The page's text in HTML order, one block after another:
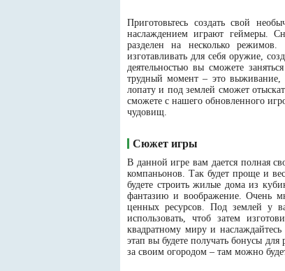
Приготовьтесь создать свой
наслаждением играют геймеры.
разделен на несколько
изготавливать для себя оружие,
деятельностью вы сможете
трудный момент – это выживание,
лопату и под землей сможет
сможете с нашего обновленного
чудовищ.
Сюжет игры
В данной игре вам дается полная
компаньонов. Так будет проще и
будете строить жилые дома из
фантазию и воображение. Очень
ценных ресурсов. Под землей у
использовать, чтоб затем
квадратному миру и
этап вы будете получать бонусы
за своим огородом – там можно